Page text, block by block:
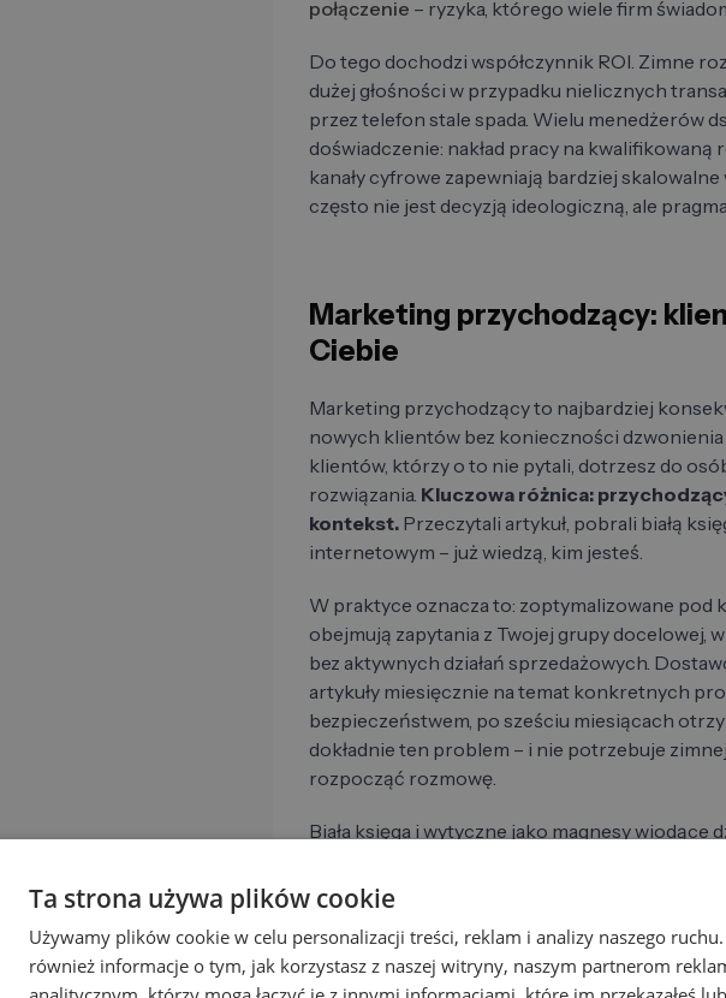
połączenie – ryzyka, którego wiele firm
Do tego dochodzi współczynnik ROI. Zimne
dużej głośności w przypadku nielicznych
przez telefon stale spada. Wielu menedżerów
doświadczenie: nakład pracy na kwalifikowaną
kanały cyfrowe zapewniają bardziej
często nie jest decyzją ideologiczną, ale
Marketing przychodzący:
Ciebie
Marketing przychodzący to najbardziej
nowych klientów bez konieczności dzwonienia
klientów, którzy o to nie pytali, dotrzesz do
rozwiązania. Kluczowa różnica:
kontekst. Przeczytali artykuł, pobrali białą
internetowym – już wiedzą, kim jesteś.
W praktyce oznacza to: zoptymalizowane pod
obejmują zapytania z Twojej grupy docelowej,
bez aktywnych działań sprzedażowych.
artykuły miesięcznie na temat konkretnych
bezpieczeństwem, po sześciu miesiącach
dokładnie ten problem – i nie potrzebuje
rozpocząć rozmowę.
Biała księga i wytyczne jako magnesy wiodące
kontaktowe w celu uzyskania konkretnych
Ogólne porady przyciągają złe tropy.
prawdziwy problem Twojej docelowej grupy
ludzi.
Ta strona używa plików cookie
Używamy plików cookie w celu personalizacji treści, reklam i analizy naszego
również informacje o tym, jak korzystasz z naszej witryny, naszym partnerom